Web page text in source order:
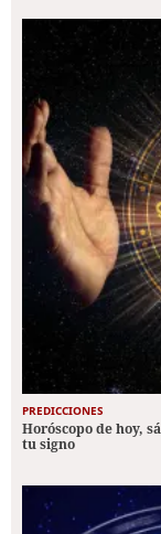
PREDICCIONES
Horóscopo de hoy,
tu signo